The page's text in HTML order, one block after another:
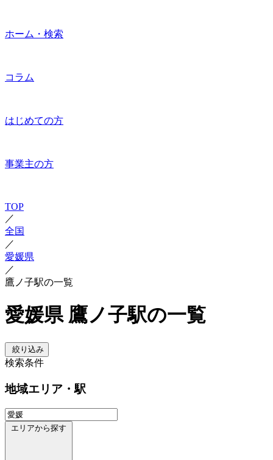
ホーム・検索
コラム
はじめての方
事業主の方
TOP
／
全国
／
愛媛県
／
鷹ノ子駅の一覧
愛媛県 鷹ノ子駅の一覧
絞り込み
検索条件
地域エリア・駅
エリアから探す